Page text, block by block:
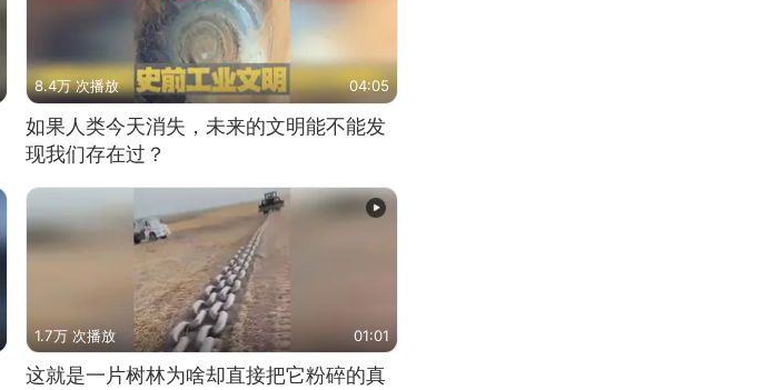
8.4万 次播放 04:05
如果人类今天消失，未来的文明能不能发
现我们存在过？
1.7万 次播放 01:01
这就是一片树林为啥却直接把它粉碎的真